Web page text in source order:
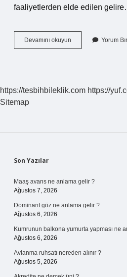
faaliyetlerden elde edilen
Devamını okuyun
Bir
Yorum
https://tesbihbileklik.com https://
Sitemap
Sidebar
Son Yazılar
Maaş avans ne anlama gelir ?
Ağustos 7, 2026
Dominant göz ne anlama gelir ?
Ağustos 6, 2026
Kumrunun balkona yumurta yapması ne
Ağustos 6, 2026
Avlanma ruhsatı nereden alınır ?
Ağustos 5, 2026